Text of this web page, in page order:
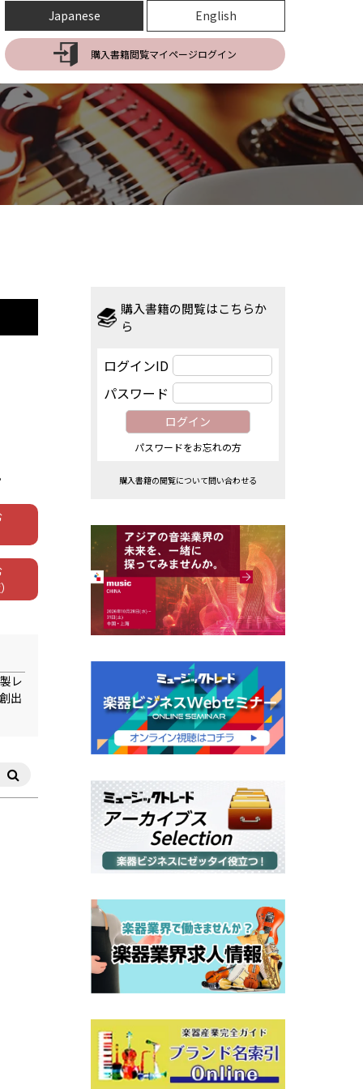
Japanese English
購入書籍閲覧マイページログイン
レ
出
購入書籍の閲覧はこちらか
ら
ログインID
パスワード
パスワードをお忘れの方
購入書籍の閲覧について問い合わせる